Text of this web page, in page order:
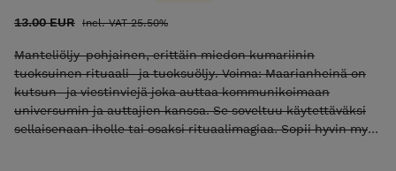
13.00 EUR Incl. VAT 25.50%
Manteliöljy-pohjainen, erittäin miedon kumariinin
tuoksuinen rituaali- ja tuoksuöljy. Voima: Maarianheinä on
kutsun- ja viestinviejä joka auttaa kommunikoimaan
universumin ja auttajien kanssa. Se soveltuu käytettäväksi
sellaisenaan iholle tai osaksi rituaalimagiaa. Sopii hyvin myös